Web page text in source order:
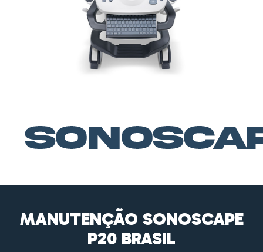
MANUTENÇÃO SONOSCAPE
P20 BRASIL